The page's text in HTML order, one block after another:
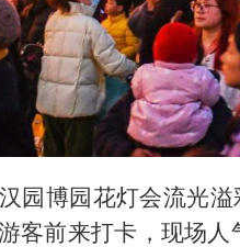
园博园花灯会流光
客前来打卡，现场